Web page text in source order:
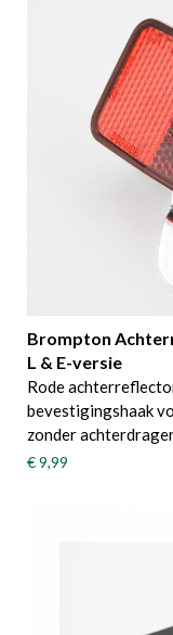
Brompton
L & E-versie
Rode
bevestigingshaak
zonder
€ 9,99